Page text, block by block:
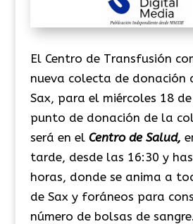
El Centro de Transfusión
nueva colecta de donación
Sax, para el miércoles 18
punto de donación de la
será en el Centro de Salud,
tarde, desde las 16:30 y
horas, donde se anima a
de Sax y foráneos para
número de bolsas de sangre.